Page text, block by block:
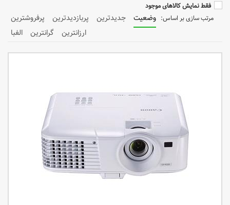
فقط نمایش کالاهای موجود
وضعیت جدیدترین پربازدیدترین
پرفروشترین
ارزانترین
گرانترین الفبا